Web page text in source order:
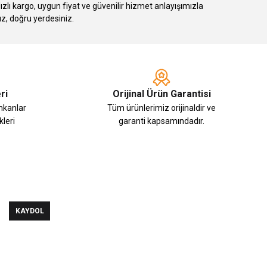
kargo, uygun fiyat ve güvenilir hizmet anlayışımızla
doğru yerdesiniz.
Orijinal Ürün Garantisi
Tüm ürünlerimiz orijinaldir ve
garanti kapsamındadır.
KAYDOL